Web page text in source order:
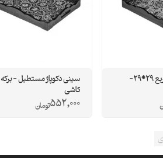
سيني دکوپاژ مربع 29*29-
سینی دکوپاژ مستطیل - برکه
کاشی
552,000تومان